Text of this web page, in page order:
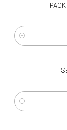
Cantidad
Cantidad